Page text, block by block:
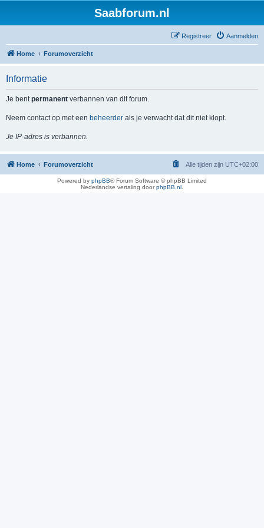
Saabforum.nl
Aanmelden
Registreer
Home Forumoverzicht
Informatie
Je bentpermanent verbannen van dit forum.
Neem contact op met een beheerder als je verwacht dat dit niet klopt.
Je IP-adres is verbannen.
Home Forumoverzicht Alle tijden zijn UTC+02:00
Powered by phpBB® Forum Software © phpBB Limited
Nederlandse vertaling doorphpBB.nl